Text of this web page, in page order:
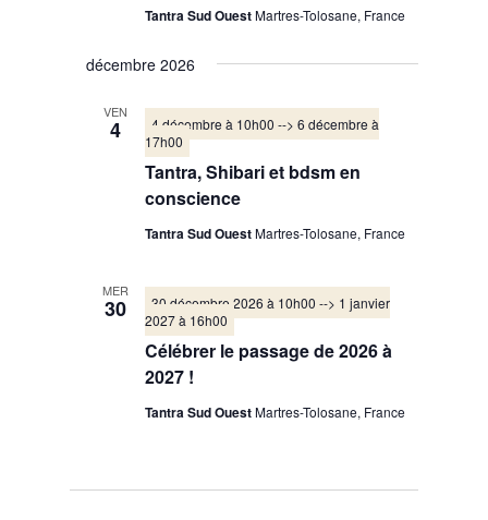
Tantra Sud OuestMartres-Tolosane, France
décembre 2026
VEN
4
Tantra, Shibari et bdsm en
conscience
4 décembre à 10h00 -->6 décembre à
17h00
Tantra Sud OuestMartres-Tolosane, France
MER
30
Célébrer le passage de 2026 à
2027 !
30 décembre 2026 à 10h00 --> 1 janvier
2027 à 16h00
Tantra Sud OuestMartres-Tolosane, France